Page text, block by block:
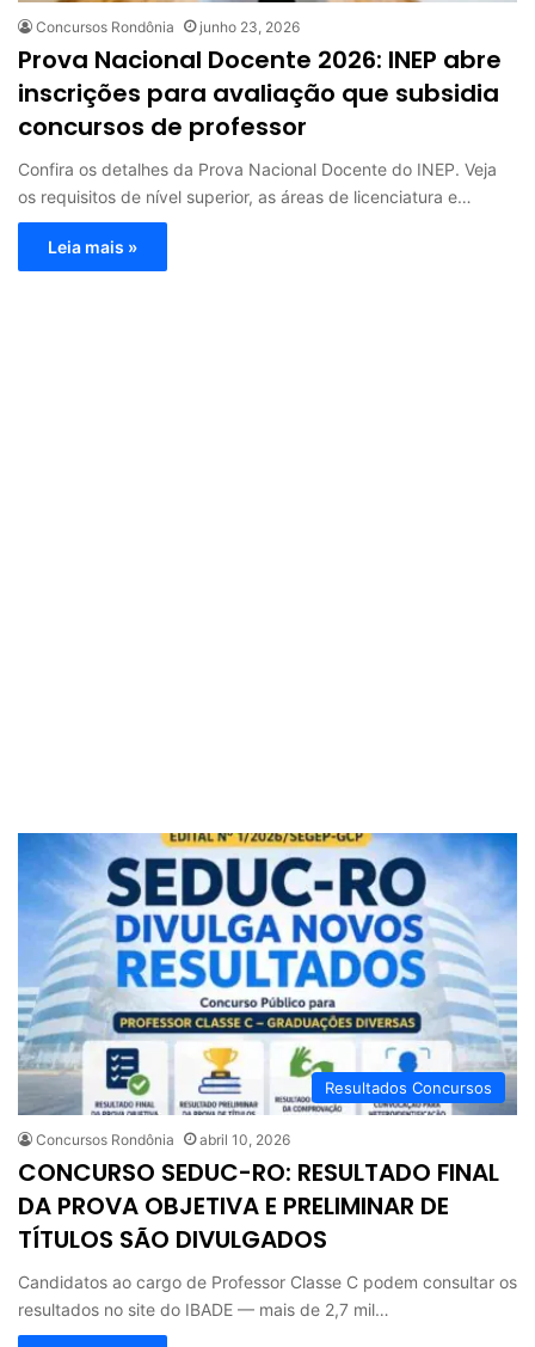
Concursos Rondônia junho 23, 2026
Prova Nacional Docente 2026: INEP abre
inscrições para avaliação que subsidia
concursos de professor
Confira os detalhes da Prova Nacional Docente do INEP. Veja
os requisitos de nível superior, as áreas de licenciatura e…
Leia mais »
Resultados Concursos
Concursos Rondônia abril 10, 2026
CONCURSO SEDUC-RO: RESULTADO FINAL
DA PROVA OBJETIVA E PRELIMINAR DE
TÍTULOS SÃO DIVULGADOS
Candidatos ao cargo de Professor Classe C podem consultar os
resultados no site do IBADE — mais de 2,7 mil…